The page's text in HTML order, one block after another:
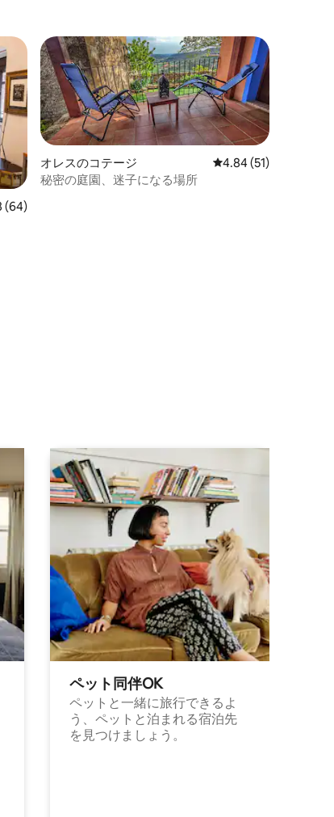
ー64件、5つ星中4.98つ星の平均評価
(64)
オレスのコテージ レビュー51件、5つ
4.84 (51)
秘密の庭園、迷子になる場所
ペット同⁠伴OK
ペットと一緒に旅行できるよ
う、ペットと泊まれる宿泊先
を見つけましょう。